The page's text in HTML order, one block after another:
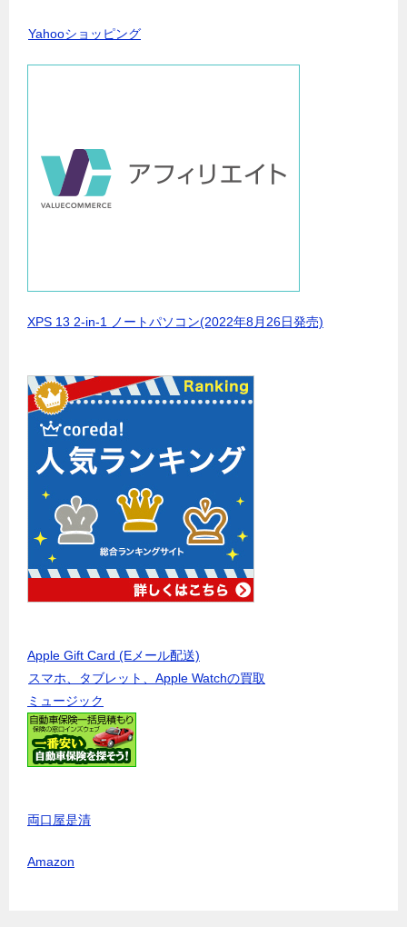
Yahooショッピング
XPS 13 2-in-1 ノートパソコン(2022年8月26日発売)
Apple Gift Card (Eメール配送)
スマホ、タブレット、Apple Watchの買取
ミュージック
両口屋是清
Amazon